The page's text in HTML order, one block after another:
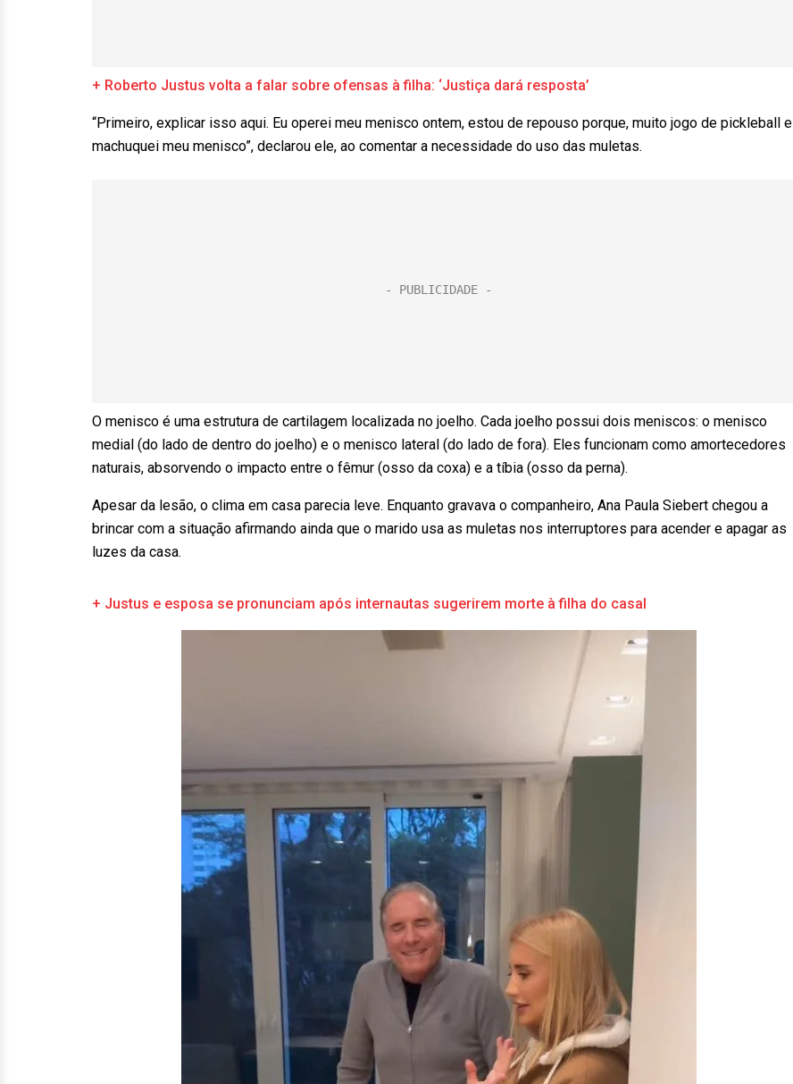
+ Roberto Justus volta a falar sobre ofensas à filha: ‘Justiça dará resposta’
“Primeiro, explicar isso aqui. Eu operei meu menisco ontem, estou de repouso porque, muito jogo de pickleball e
machuquei meu menisco”, declarou ele, ao comentar a necessidade do uso das muletas.
O menisco é uma estrutura de cartilagem localizada no joelho. Cada joelho possui dois meniscos: o menisco
medial (do lado de dentro do joelho) e o menisco lateral (do lado de fora). Eles funcionam como amortecedores
naturais, absorvendo o impacto entre o fêmur (osso da coxa) e a tíbia (osso da perna).
Apesar da lesão, o clima em casa parecia leve. Enquanto gravava o companheiro, Ana Paula Siebert chegou a
brincar com a situação afirmando ainda que o marido usa as muletas nos interruptores para acender e apagar as
luzes da casa.
+ Justus e esposa se pronunciam após internautas sugerirem morte à filha do casal